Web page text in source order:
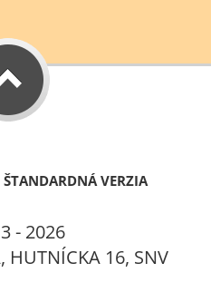
ŠTANDARDNÁ VERZIA
- 2026
HUTNÍCKA 16, SNV